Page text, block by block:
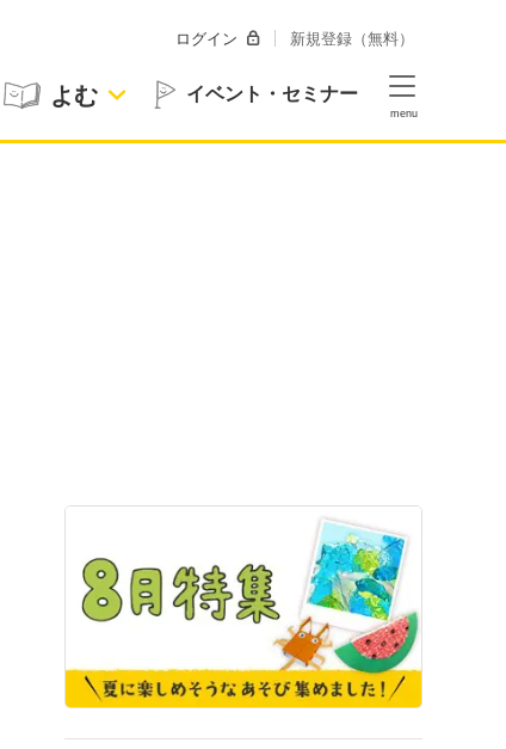
よむ イベント・セミナー
ログイン 新規登録（無料）